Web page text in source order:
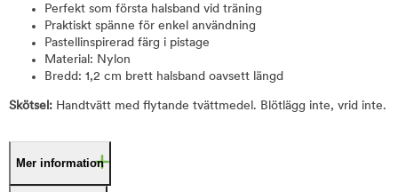
Perfekt som första halsband vid träning
Praktiskt spänne för enkel användning
Pastellinspirerad färg i pistage
Material: Nylon
Bredd: 1,2 cm brett halsband oavsett längd
Skötsel: Handtvätt med flytande tvättmedel. Blötlägg inte, vrid inte.
Mer information